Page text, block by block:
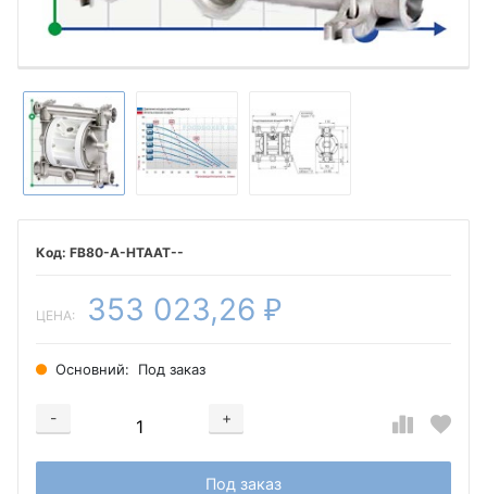
FB80-A-HTAAT--
ЦЕНА: 353 023,26 ₽
Основний: Под заказ
-
+
Добавляется...
Под заказ
Добавлен